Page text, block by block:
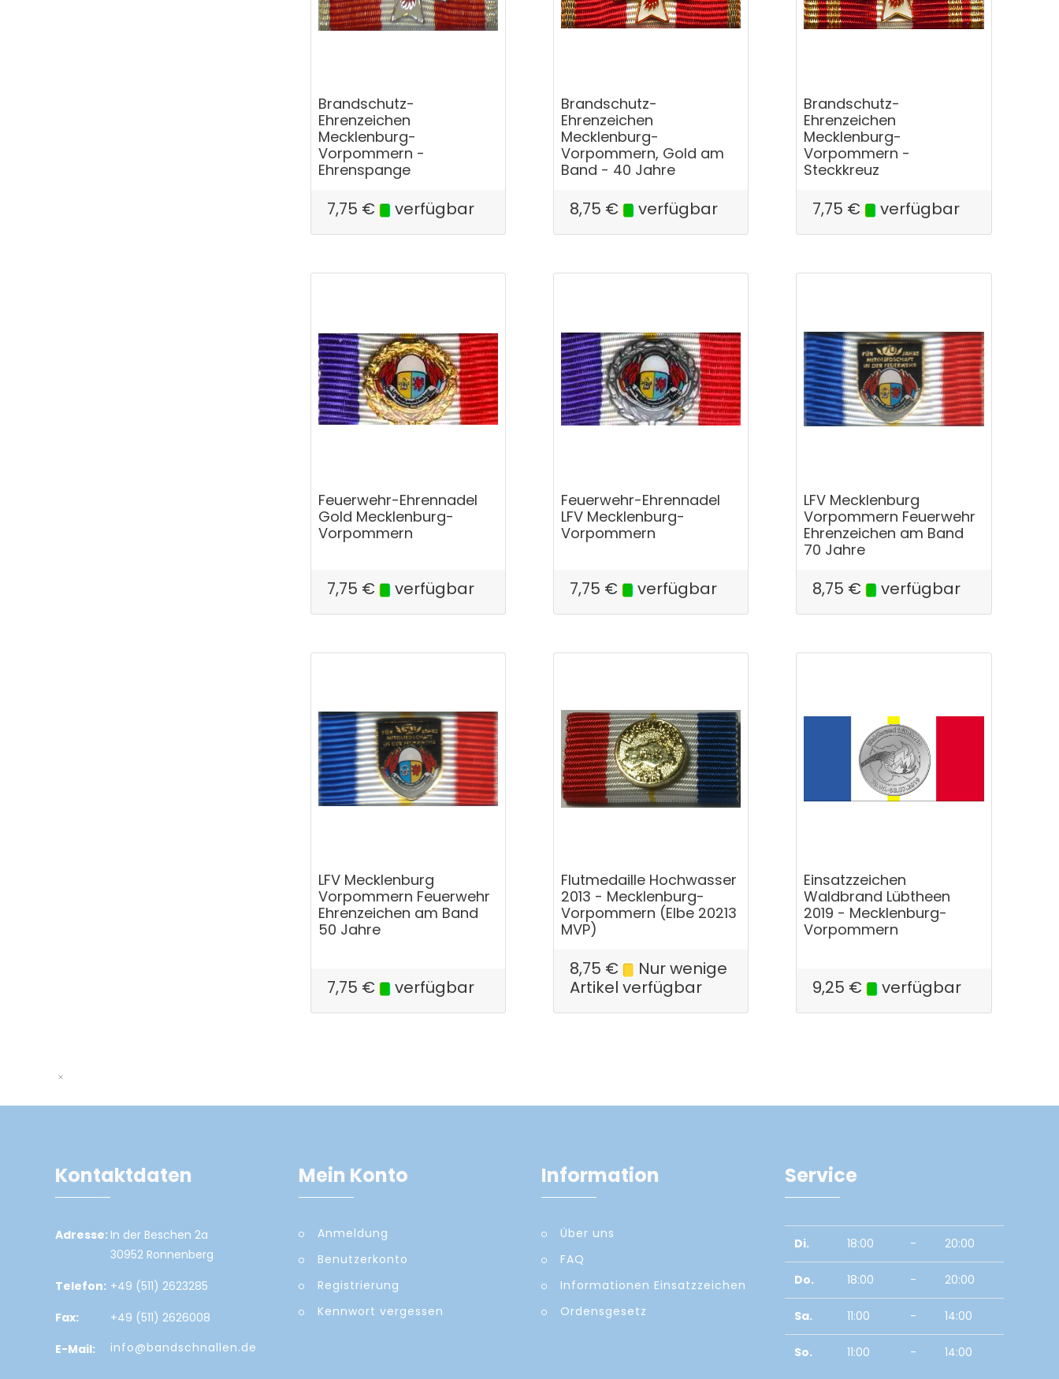
Brandschutz-
Ehrenzeichen
Mecklenburg-
Vorpommern -
Ehrenspange
7,75 € verfügbar
Brandschutz-
Ehrenzeichen
Mecklenburg-
Vorpommern, Gold am
Band - 40 Jahre
8,75 € verfügbar
Brandschutz-
Ehrenzeichen
Mecklenburg-
Vorpommern -
Steckkreuz
7,75 € verfügbar
Feuerwehr-Ehrennadel
Gold Mecklenburg-
Vorpommern
7,75 € verfügbar
Feuerwehr-Ehrennadel
LFV Mecklenburg-
Vorpommern
7,75 € verfügbar
LFV Mecklenburg
Vorpommern Feuerwehr
Ehrenzeichen am Band
70 Jahre
8,75 € verfügbar
LFV Mecklenburg
Vorpommern Feuerwehr
Ehrenzeichen am Band
50 Jahre
7,75 € verfügbar
Flutmedaille Hochwasser
2013 - Mecklenburg-
Vorpommern (Elbe 20213
MVP)
8,75 €
Nur wenige
Artikel verfügbar
Einsatzzeichen
Waldbrand Lübtheen
2019 - Mecklenburg-
Vorpommern
9,25 € verfügbar
Kontaktdaten
Adresse: In der Beschen 2a
30952 Ronnenberg
Telefon: +49 (511) 2623285
Fax:
+49 (511) 2626008
E-Mail:
info@bandschnallen.de
Mein Konto
Anmeldung
Benutzerkonto
Registrierung
Kennwort vergessen
Information
Über uns
FAQ
Informationen Einsatzzeichen
Ordensgesetz
Service
Di. 18:00 - 20:00
Do. 18:00 - 20:00
Sa. 11:00 - 14:00
So. 11:00 - 14:00